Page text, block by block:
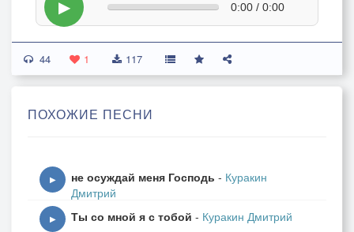
▶ 0:00 / 0:00
44 1 117
ПОХОЖИЕ ПЕСНИ
▶ не осуждай меня Господь - Куракин
Дмитрий
▶ Ты со мной я с тобой - Куракин Дмитрий